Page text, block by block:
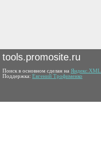
tools.promosite.ru
Поиск в основном сделан на Яндекс.XML
Поддержка: Евгений Трофименко